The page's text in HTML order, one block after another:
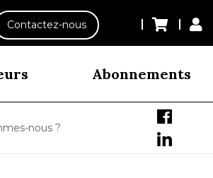
Contactez-nous
Abonnements
nous ?